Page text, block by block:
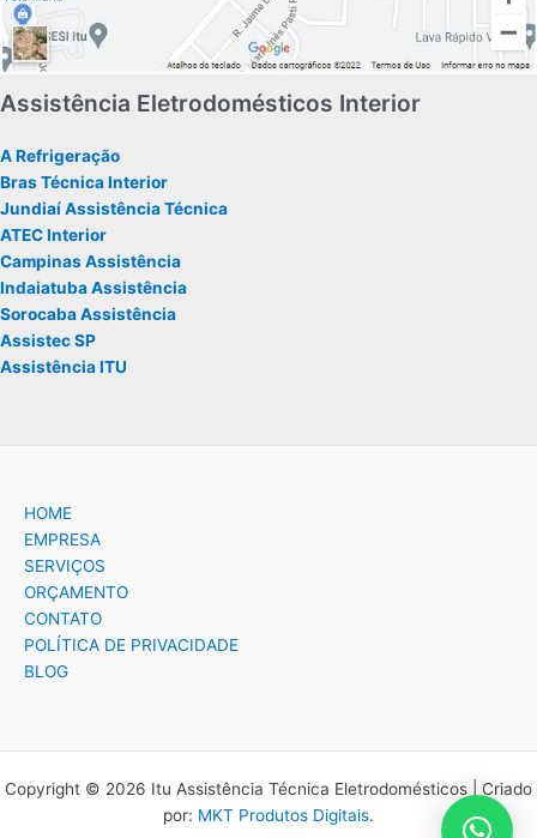
Assistência Eletrodomésticos Interior
A Refrigeração
Bras Técnica Interior
Jundiaí Assistência Técnica
ATEC Interior
Campinas Assistência
Indaiatuba Assistência
Sorocaba Assistência
Assistec SP
Assistência ITU
HOME
EMPRESA
SERVIÇOS
ORÇAMENTO
CONTATO
POLÍTICA DE PRIVACIDADE
BLOG
Copyright © 2026 Itu Assistência Técnica Eletrodomésticos | Criado
por: MKT Produtos Digitais.